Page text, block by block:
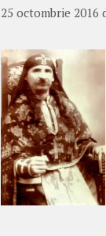
25 octombrie 2016